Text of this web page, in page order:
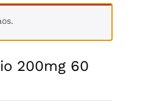
200mg 60